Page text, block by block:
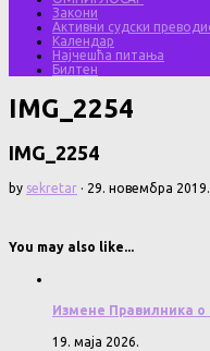
Закони
Активни судски
Календар
Најчешћа питања
Билтен
IMG_2254
IMG_2254
by sekretar · 29. новембра 2019.
You may also like...
Измене Правилника
19. маја 2026.